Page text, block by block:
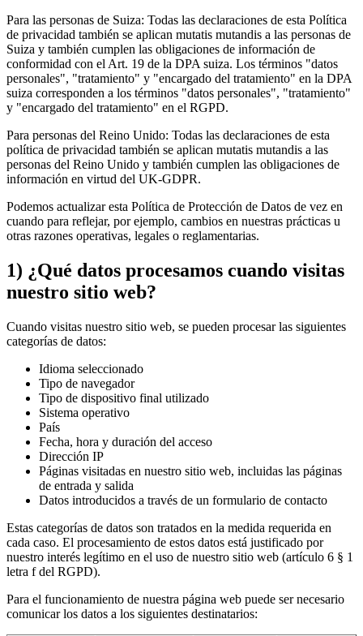
Para las personas de Suiza: Todas las declaraciones de esta Política
de privacidad también se aplican mutatis mutandis a las personas de
Suiza y también cumplen las obligaciones de información de
conformidad con el Art. 19 de la DPA suiza. Los términos "datos
personales", "tratamiento" y "encargado del tratamiento" en la DPA
suiza corresponden a los términos "datos personales", "tratamiento"
y "encargado del tratamiento" en el RGPD.
Para personas del Reino Unido: Todas las declaraciones de esta
política de privacidad también se aplican mutatis mutandis a las
personas del Reino Unido y también cumplen las obligaciones de
información en virtud del UK-GDPR.
Podemos actualizar esta Política de Protección de Datos de vez en
cuando para reflejar, por ejemplo, cambios en nuestras prácticas u
otras razones operativas, legales o reglamentarias.
1) ¿Qué datos procesamos cuando visitas
nuestro sitio web?
Cuando visitas nuestro sitio web, se pueden procesar las siguientes
categorías de datos:
Idioma seleccionado
Tipo de navegador
Tipo de dispositivo final utilizado
Sistema operativo
País
Fecha, hora y duración del acceso
Dirección IP
Páginas visitadas en nuestro sitio web, incluidas las páginas
de entrada y salida
Datos introducidos a través de un formulario de contacto
Estas categorías de datos son tratados en la medida requerida en
cada caso. El procesamiento de estos datos está justificado por
nuestro interés legítimo en el uso de nuestro sitio web (artículo 6 § 1
letra f del RGPD).
Para el funcionamiento de nuestra página web puede ser necesario
comunicar los datos a los siguientes destinatarios: